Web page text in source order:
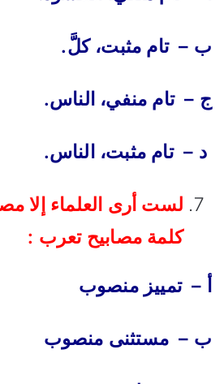
ب – تام مثبت، كلَّ.
ج – تام منفي،
د – تام مثبت، الناس.
لست أرى العلماء إلا
كلمة مصابيح تعرب :
أ – تمييز
ب – مستثنى